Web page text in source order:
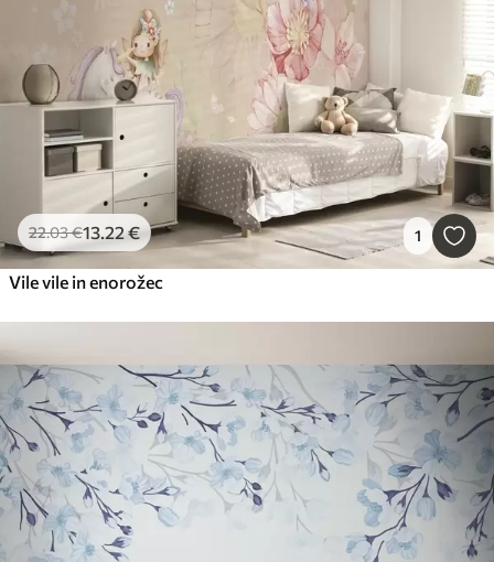
22.03€13.22€ 1
Vile vile in enorožec